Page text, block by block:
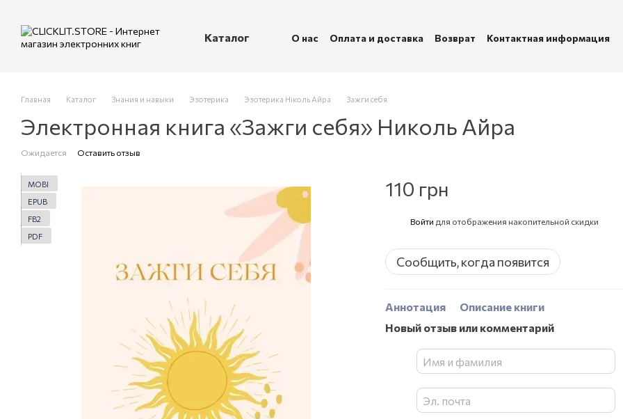
Каталог О нас Оплата и доставка Возврат
Контактная информация
Главная Каталог Знания и навыки Эзотерика Эзотерика Ніколь Айра Зажги себя
Электронная книга «Зажги себя» Николь Айра
Ожидается Оставить отзыв
MOBI
EPUB
FB2
PDF
110 грн
Войти для отображения накопительной скидки
Сообщить, когда появится
Аннотация
Описание книги
Новый отзыв или комментарий